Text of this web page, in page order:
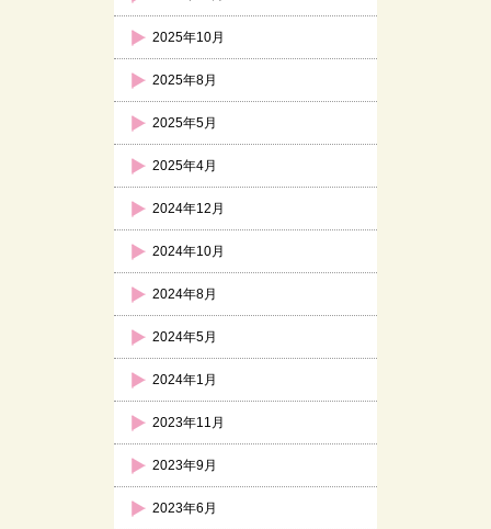
2025年10月
2025年8月
2025年5月
2025年4月
2024年12月
2024年10月
2024年8月
2024年5月
2024年1月
2023年11月
2023年9月
2023年6月